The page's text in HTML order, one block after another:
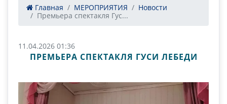
Главная МЕРОПРИЯТИЯ
Новости
Премьера спектакля Гус...
11.04.2026 01:36
ПРЕМЬЕРА СПЕКТАКЛЯ ГУСИ ЛЕБЕДИ